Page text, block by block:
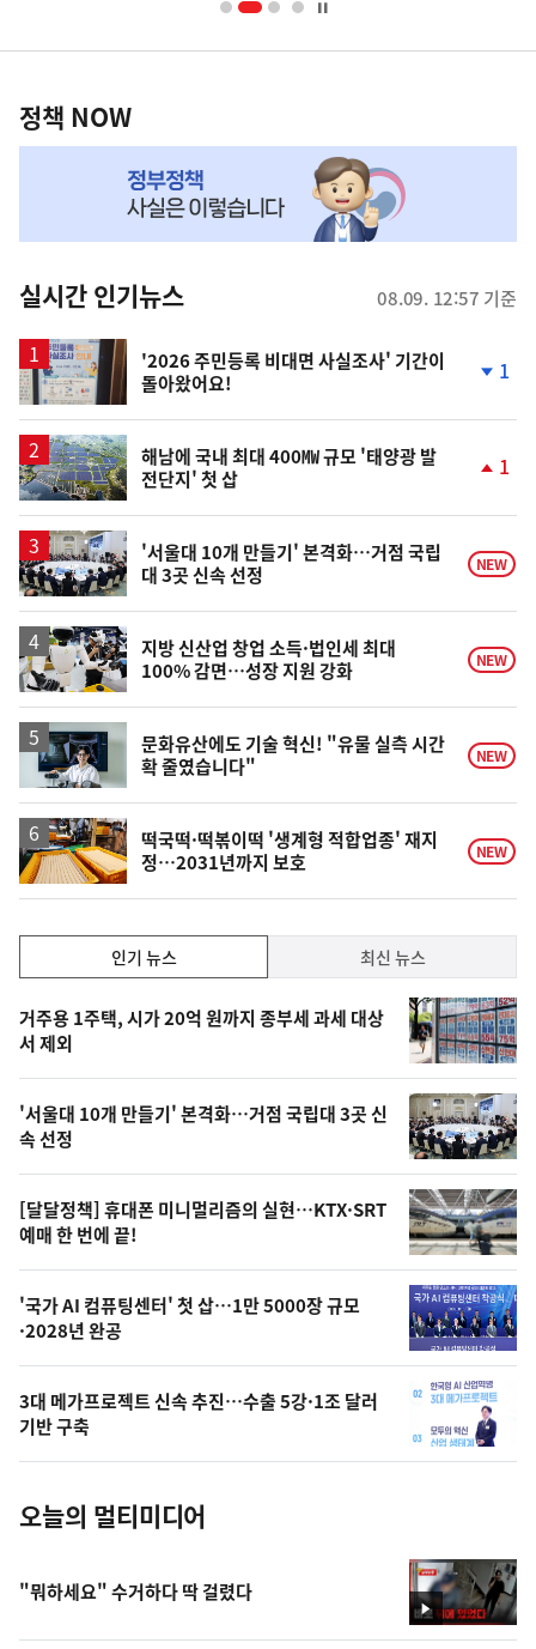
영
책
NOW,
뉴
스
정책 NOW
실시간 인기뉴스 08.09. 12:57 기준
'2026 주민등록 비대면 사실조사' 기간이
돌아왔어요!
계
1
해남에 국내 최대 400㎿ 규모 '태양광 발
전단지' 첫 삽
계
승
1
'서울대 10개 만들기' 본격화…거점 국립
대 3곳 신속 선정
NEW
지방 신산업 창업 소득·법인세 최대
100% 감면…성장 지원 강화
NEW
문화유산에도 기술 혁신! "유물 실측 시간
확 줄였습니다"
NEW
떡국떡·떡볶이떡 '생계형 적합업종' 재지
정…2031년까지 보호
NEW
기,
최
신,
오
늘
의
영
상
오
늘
의
사
진
인기 뉴스 최신 뉴스
기
뉴
스
거주용 1주택, 시가 20억 원까지 종부세 과세 대상
서 제외
'서울대 10개 만들기' 본격화…거점 국립대 3곳 신
속 선정
[달달정책] 휴대폰 미니멀리즘의 실현…KTX·SRT
예매 한 번에 끝!
'국가 AI 컴퓨팅센터' 첫 삽…1만 5000장 규모
·2028년 완공
3대 메가프로젝트 신속 추진…수출 5강·1조 달러
기반 구축
오늘의 멀티미디어
영
"뭐하세요" 수거하다 딱 걸렸다